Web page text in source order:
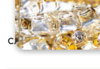
CARE ESTE MAI